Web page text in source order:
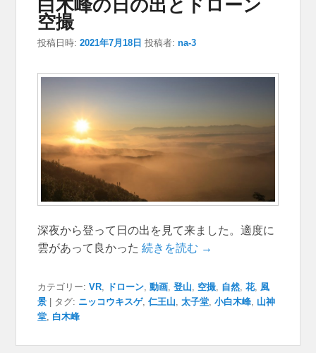
空撮
投稿日時:2021年7月18日 投稿者:na-3
深夜から登って日の出を見て来ました。適度に
雲があって良かった続きを読む →
カテゴリー: VR, ドローン,動画,登山, 空撮, 自然,花, 風
景
タグ: ニッコウキスゲ,仁王山,太子堂,小白木峰, 山神
堂, 白木峰